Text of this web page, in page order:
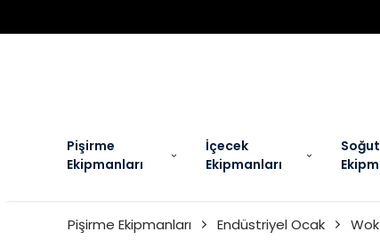
Pişirme
Ekipmanları
İçecek
Ekipmanları
Pişirme Ekipmanları Endüstriyel Ocak